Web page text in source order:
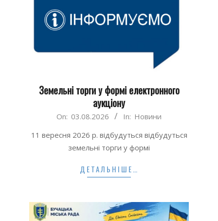
Земельні торги у формі електронного
аукціону
03
On: 03.08.2026 In: Новини
11 вересня 2026 р. відбудуться відбудуться
земельні торги у формі
ДЕТАЛЬНІШЕ…